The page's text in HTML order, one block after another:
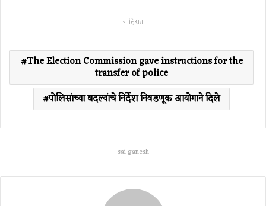
जाहिरात
The Election Commission gave instructions for the
transfer of police
पोलिसांच्या बदल्यांचे निर्देश निवडणूक आयोगाने दिले
sai ganesh